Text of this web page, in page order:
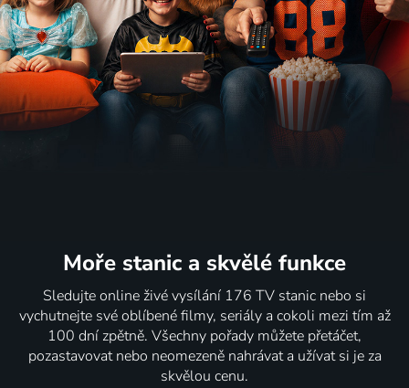
Moře stanic a skvělé funkce
Sledujte online živé vysílání 176 TV stanic nebo si
vychutnejte své oblíbené filmy, seriály a cokoli mezi tím až
100 dní zpětně. Všechny pořady můžete přetáčet,
pozastavovat nebo neomezeně nahrávat a užívat si je za
skvělou cenu.